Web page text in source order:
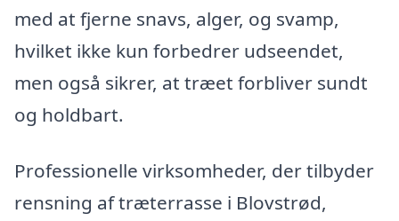
med at fjerne snavs, alger, og svamp,
hvilket ikke kun forbedrer udseendet,
men også sikrer, at træet forbliver sundt
og holdbart.
Professionelle virksomheder, der tilbyder
rensning af træterrasse i Blovstrød,